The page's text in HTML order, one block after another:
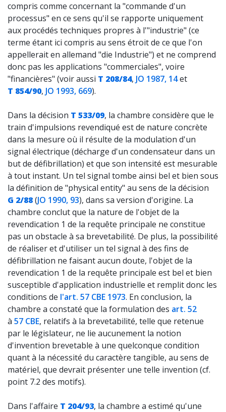
compris comme concernant la "commande d'un
processus" en ce sens qu'il se rapporte uniquement
aux procédés techniques propres à l'"industrie" (ce
terme étant ici compris au sens étroit de ce que l'on
appellerait en allemand "die Industrie") et ne comprend
donc pas les applications "commerciales", voire
"financières" (voir aussi T 208/84, JO 1987, 14et
T 854/90, JO 1993, 669).
Dans la décision T 533/09, la chambre considère que le
train d'impulsions revendiqué est de nature concrète
dans la mesure où il résulte de la modulation d'un
signal électrique (décharge d'un condensateur dans un
but de défibrillation) et que son intensité est mesurable
à tout instant. Un tel signal tombe ainsi bel et bien sous
la définition de "physical entity" au sens de la décision
G 2/88(JO 1990, 93), dans sa version d'origine. La
chambre conclut que la nature de l'objet de la
revendication 1 de la requête principale ne constitue
pas un obstacle à sa brevetabilité. De plus, la possibilité
de réaliser et d'utiliser un tel signal à des fins de
défibrillation ne faisant aucun doute, l'objet de la
revendication 1 de la requête principale est bel et bien
susceptible d'application industrielle et remplit donc les
conditions de l'art. 57 CBE 1973. En conclusion, la
chambre a constaté que la formulation des art. 52
à 57 CBE, relatifs à la brevetabilité, telle que retenue
par le législateur, ne lie aucunement la notion
d'invention brevetable à une quelconque condition
quant à la nécessité du caractère tangible, au sens de
matériel, que devrait présenter une telle invention (cf.
point 7.2 des motifs).
Dans l'affaire T 204/93, la chambre a estimé qu'une